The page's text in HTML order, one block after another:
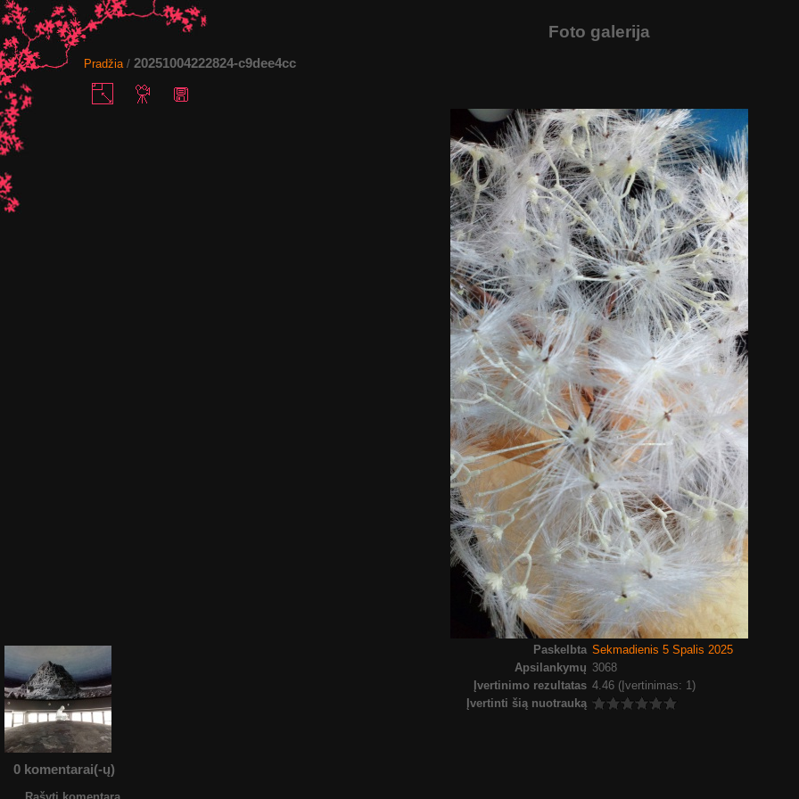
Foto galerija
Pradžia/20251004222824-c9dee4cc
Paskelbta Sekmadienis 5 Spalis 2025
Apsilankymų 3068
Įvertinimo rezultatas 4.46 (Įvertinimas: 1)
Įvertinti šią nuotrauką
0 komentarai(-ų)